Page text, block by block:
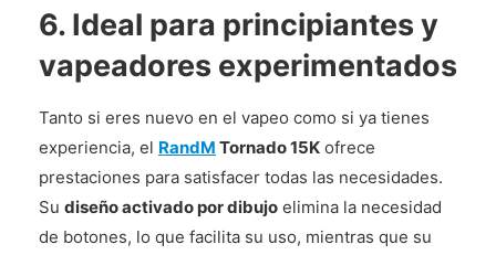
6. Ideal para principiantes y
vapeadores experimentados
Tanto si eres nuevo en el vapeo como si ya tienes
experiencia, el RandM Tornado 15K ofrece
prestaciones para satisfacer todas las necesidades.
Su diseño activado por dibujo elimina la necesidad
de botones, lo que facilita su uso, mientras que su